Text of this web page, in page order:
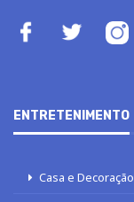
ENTRETENIMENTO
Casa e Decoração